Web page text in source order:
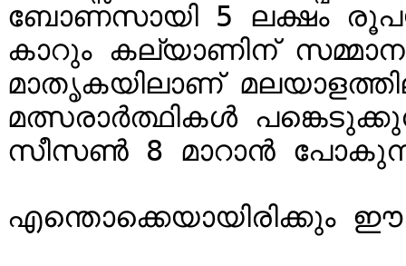
ബോണസായി 5 ലക്ഷം
കാറും കല്യാണിന്
മാതൃകയിലാണ്
മത്സരാർത്ഥികൾ
സീസൺ 8 മാറാൻ
എന്തൊക്കെയായിരിക്കും